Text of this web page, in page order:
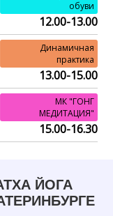
обуви
12.00-13.00
Динамичная
практика
13.00-15.00
МК "ГОНГ
МЕДИТАЦИЯ"
15.00-16.30
ЙОГА